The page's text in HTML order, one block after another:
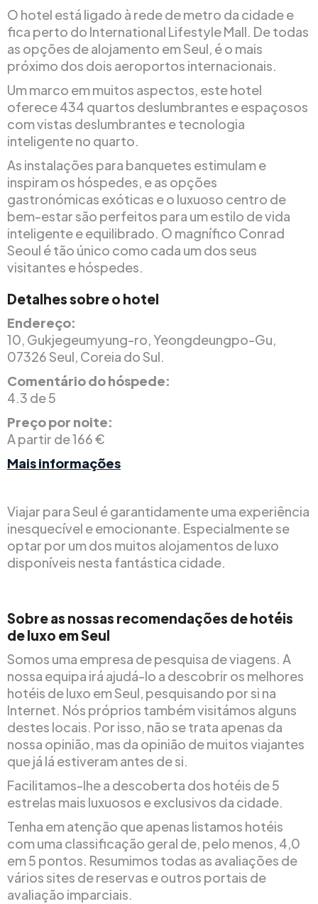
O hotel está ligado à rede de metro da cidade e
fica perto do International Lifestyle Mall. De todas
as opções de alojamento em Seul, é o mais
próximo dos dois aeroportos internacionais.
Um marco em muitos aspectos, este hotel
oferece 434 quartos deslumbrantes e espaçosos
com vistas deslumbrantes e tecnologia
inteligente no quarto.
As instalações para banquetes estimulam e
inspiram os hóspedes, e as opções
gastronómicas exóticas e o luxuoso centro de
bem-estar são perfeitos para um estilo de vida
inteligente e equilibrado. O magnífico Conrad
Seoul é tão único como cada um dos seus
visitantes e hóspedes.
Detalhes sobre o hotel
Endereço:
10, Gukjegeumyung-ro, Yeongdeungpo-Gu,
07326 Seul, Coreia do Sul.
Comentário do hóspede:
4.3 de 5
Preço por noite:
A partir de 166 €
Mais informações
Viajar para Seul é garantidamente uma experiência
inesquecível e emocionante. Especialmente se
optar por um dos muitos alojamentos de luxo
disponíveis nesta fantástica cidade.
Sobre as nossas recomendações de hotéis
de luxo em Seul
Somos uma empresa de pesquisa de viagens. A
nossa equipa irá ajudá-lo a descobrir os melhores
hotéis de luxo em Seul, pesquisando por si na
Internet. Nós próprios também visitámos alguns
destes locais. Por isso, não se trata apenas da
nossa opinião, mas da opinião de muitos viajantes
que já lá estiveram antes de si.
Facilitamos-lhe a descoberta dos hotéis de 5
estrelas mais luxuosos e exclusivos da cidade.
Tenha em atenção que apenas listamos hotéis
com uma classificação geral de, pelo menos, 4,0
em 5 pontos. Resumimos todas as avaliações de
vários sites de reservas e outros portais de
avaliação imparciais.